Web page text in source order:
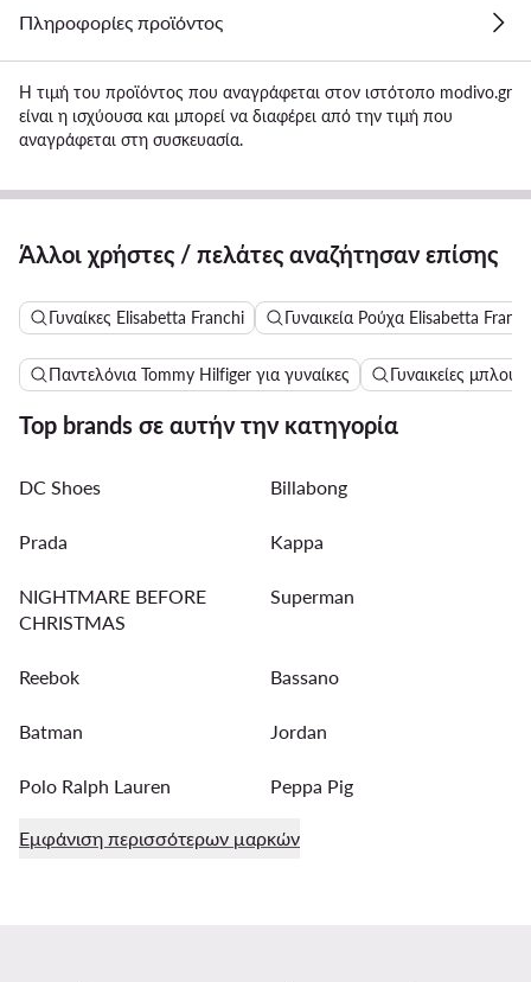
Πληροφορίες προϊόντος
Η τιμή του προϊόντος που αναγράφεται στον ιστότοπο modivo.gr
είναι η ισχύουσα και μπορεί να διαφέρει από την τιμή που
αναγράφεται στη συσκευασία.
Άλλοι χρήστες / πελάτες αναζήτησαν επίσης
Γυναίκες Elisabetta Franchi Γυναικεία Ρούχα Elisabetta
Παντελόνια Tommy Hilfiger για γυναίκες Γυναικείες
Top brands σε αυτήν την κατηγορία
DC Shoes Billabong
Prada Kappa
NIGHTMARE BEFORE
CHRISTMAS
Superman
Reebok Bassano
Batman Jordan
Polo Ralph Lauren Peppa Pig
Εμφάνιση περισσότερων μαρκών